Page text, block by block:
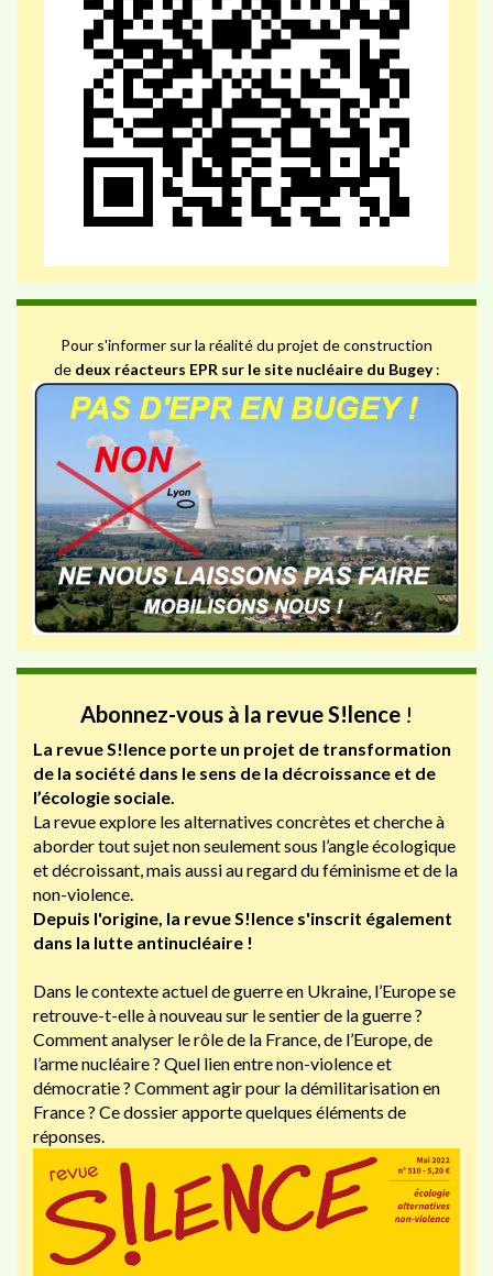
Pour s'informer sur la réalité du projet de construction
de deux réacteurs EPR sur le site nucléaire du Bugey:
Abonnez-vous à la revue S!lence !
La revue S!lence porte un projet de transformation
de la société dans le sens de la décroissance et de
l’écologie sociale.
La revue explore les alternatives concrètes et cherche à
aborder tout sujet non seulement sous l’angle écologique
et décroissant, mais aussi au regard du féminisme et de la
non-violence.
Depuis l'origine, la revue S!lence s'inscrit également
dans la lutte antinucléaire !
Dans le contexte actuel de guerre en Ukraine, l’Europe se
retrouve-t-elle à nouveau sur le sentier de la guerre ?
Comment analyser le rôle de la France, de l’Europe, de
l’arme nucléaire ? Quel lien entre non-violence et
démocratie ? Comment agir pour la démilitarisation en
France ? Ce dossier apporte quelques éléments de
réponses.